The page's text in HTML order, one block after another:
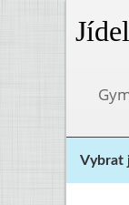
Vybrat